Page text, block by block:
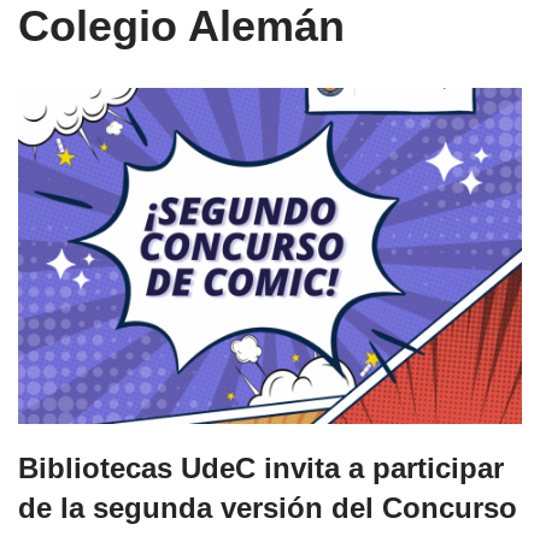
Colegio Alemán
Bibliotecas UdeC invita a participar
de la segunda versión del Concurso